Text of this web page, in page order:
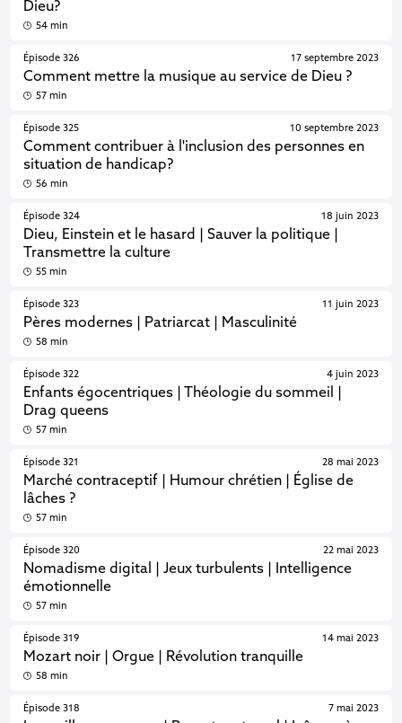
Dieu?
54 min
Épisode 326
Comment mettre la musique au service de Dieu ?
17 septembre 2023
57 min
Épisode 325
Comment contribuer à l'inclusion des personnes en
situation de handicap?
10 septembre 2023
56 min
Épisode 324
Dieu, Einstein et le hasard | Sauver la politique |
Transmettre la culture
18 juin 2023
55 min
Épisode 323
Pères modernes | Patriarcat | Masculinité
11 juin 2023
58 min
Épisode 322
Enfants égocentriques | Théologie du sommeil |
Drag queens
4 juin 2023
57 min
Épisode 321
Marché contraceptif | Humour chrétien | Église de
lâches ?
28 mai 2023
57 min
Épisode 320
Nomadisme digital | Jeux turbulents | Intelligence
émotionnelle
22 mai 2023
57 min
Épisode 319
Mozart noir | Orgue | Révolution tranquille
14 mai 2023
58 min
Épisode 318 7 mai 2023